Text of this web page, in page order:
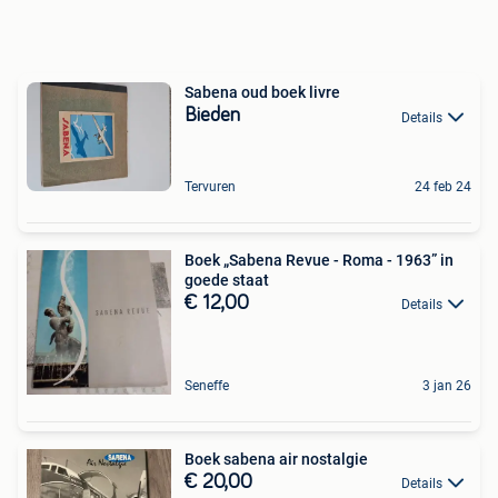
Sabena oud boek livre
Bieden Details
Tervuren 24 feb 24
Boek „Sabena Revue - Roma - 1963” in
goede staat
€ 12,00 Details
Seneffe 3 jan 26
Boek sabena air nostalgie
€ 20,00 Details